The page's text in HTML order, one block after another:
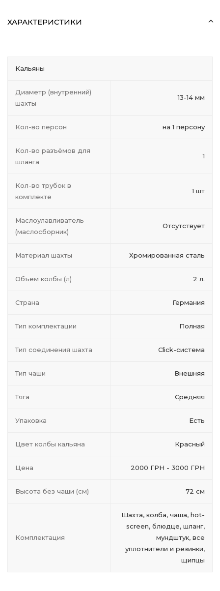
ХАРАКТЕРИСТИКИ
Кальяны
Диаметр (внутренний)
шахты
13-14 мм
Кол-во персон на 1 персону
Кол-во разъёмов для
шланга
1
Кол-во трубок в
комплекте
1 шт
Маслоулавливатель
(маслосборник)
Отсутствует
Материал шахты Хромированная сталь
Объем колбы (л) 2 л.
Страна Германия
Тип комплектации Полная
Тип соединения шахта Click-система
Тип чаши Внешняя
Тяга Средняя
Упаковка Есть
Цвет колбы кальяна Красный
Цена 2000 ГРН - 3000 ГРН
Высота без чаши (см) 72 см
Комплектация
Шахта, колба, чаша, hot-
screen, блюдце, шланг,
мундштук, все
уплотнители и резинки,
щипцы